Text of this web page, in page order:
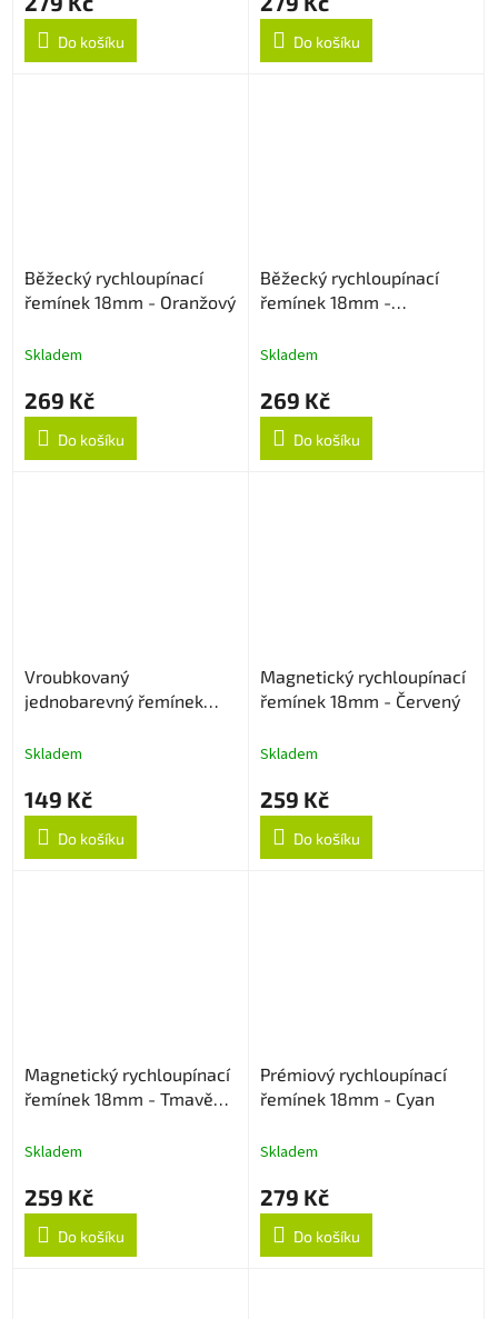
Do košíku Do košíku
Běžecký rychloupínací
řemínek 18mm - Oranžový
Skladem
269 Kč
Do košíku
Běžecký rychloupínací
řemínek 18mm -
Skladem
269 Kč
Do košíku
Vroubkovaný
jednobarevný řemínek
Skladem
149 Kč
Do košíku
Magnetický rychloupínací
řemínek 18mm - Červený
Skladem
259 Kč
Do košíku
Magnetický rychloupínací
řemínek 18mm - Tmavě
Skladem
259 Kč
Do košíku
Prémiový rychloupínací
řemínek 18mm - Cyan
Skladem
279 Kč
Do košíku